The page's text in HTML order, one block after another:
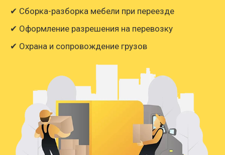
✔ Сборка-разборка мебели при переезде
✔ Оформление разрешения на перевозку
✔ Охрана и сопровождение грузов